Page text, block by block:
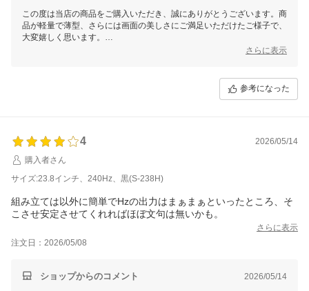
この度は当店の商品をご購入いただき、誠にありがとうございます。商
品が軽量で薄型、さらには画面の美しさにご満足いただけたご様子で、
大変嬉しく思います。
どうぞ末永く快適にお使いいただけますよう願っております。また何か
さらに表示
参考になった
4
2026/05/14
購入者さん
サイズ:23.8インチ、240Hz、黒(S-238H)
組み立ては以外に簡単でHzの出力はまぁまぁといったところ、そ
こさせ安定させてくれればほぼ文句は無いかも。
さらに表示
注文日：2026/05/08
ショップからのコメント 2026/05/14